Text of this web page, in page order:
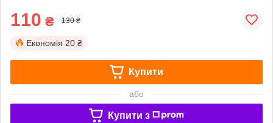
110 ₴ 130 ₴
Економія 20 ₴
Купити
або
Купити з